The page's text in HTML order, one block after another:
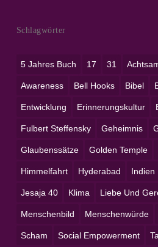
Schlagwörter
5 Jahres Buch 17 31
Awareness Bell Hooks Bibel
Entwicklung Erinnerungskultur
Fulbert Steffensky Geheimnis
Glaubenssätze Golden Temple
Himmelfahrt Hyderabad Indien
Jesaja 40 Klima Liebe Und
Menschenbild Menschenwürde
Scham Social Empowerment